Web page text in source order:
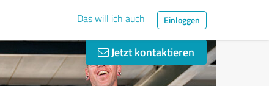
Das will ich auch Einloggen
Jetzt kontaktieren